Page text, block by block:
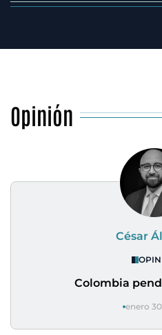
Opinión
César
Colombia
enero